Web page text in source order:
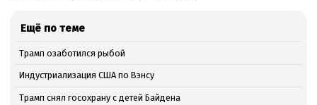
Ещё по теме
Трамп озаботился рыбой
Индустриализация США по Вэнсу
Трамп снял госохрану с детей Байдена